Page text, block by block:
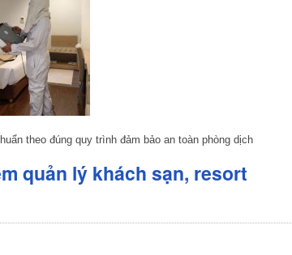
theo đúng quy trình đảm bảo an toàn phòng dịch
quản lý khách sạn, resort